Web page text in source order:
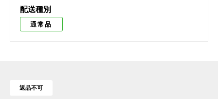
配送種別
通常品
返品不可